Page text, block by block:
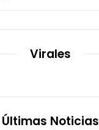
Virales
Últimas Noticias